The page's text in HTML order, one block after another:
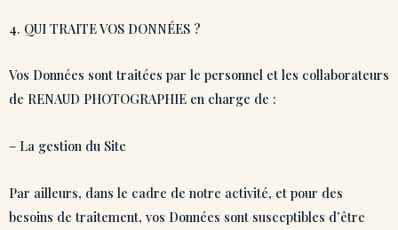
4. QUI TRAITE VOS DONNÉES ?
Vos Données sont traitées par le personnel et les collaborateurs
de RENAUD PHOTOGRAPHIE en charge de :
– La gestion du Site
Par ailleurs, dans le cadre de notre activité, et pour des
besoins de traitement, vos Données sont susceptibles d’être